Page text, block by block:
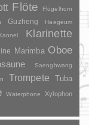
Flöte
Flügelhorn
Guzheng
Haegeum
Kannel Klarinette
Marimba Oboe
Saenghwang
Trompete
Tuba
Waterphone
Xylophon